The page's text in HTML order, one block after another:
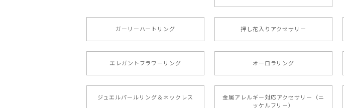
ガーリーハートリング 押し花入りアクセサリー
エレガントフラワーリング オーロラリング
ジュエルパールリング＆ネックレス
金属アレルギー対応アクセサリー（ニ
ッケルフリー）